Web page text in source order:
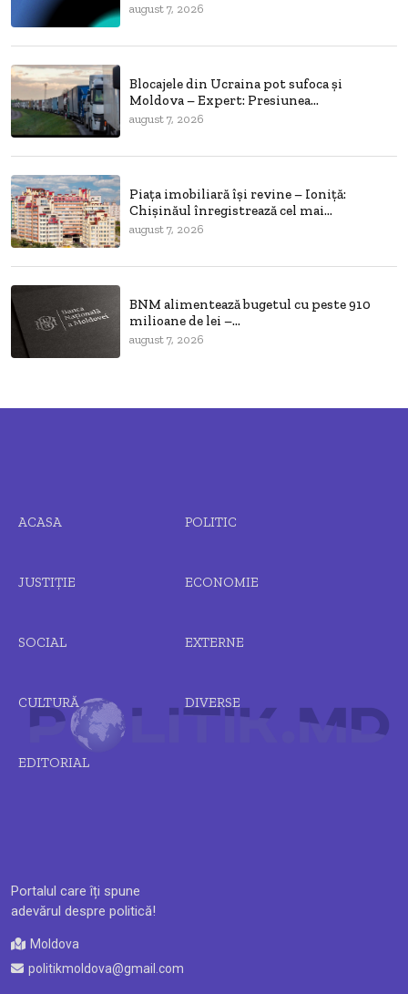
august 7, 2026
Blocajele din Ucraina pot sufoca și
Moldova – Expert: Presiunea...
august 7, 2026
Piața imobiliară își revine – Ioniță:
Chișinăul înregistrează cel mai...
august 7, 2026
BNM alimentează bugetul cu peste 910
milioane de lei –...
august 7, 2026
Portalul care îți spune
adevărul despre politică!
Moldova
politikmoldova@gmail.com
ACASA POLITIC
JUSTIȚIE ECONOMIE
SOCIAL EXTERNE
CULTURĂ DIVERSE
EDITORIAL